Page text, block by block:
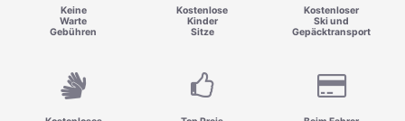
Keine
Warte
Gebühren
Kostenlose
Kinder
Sitze
Kostenloser
Ski und
Gepäcktransport